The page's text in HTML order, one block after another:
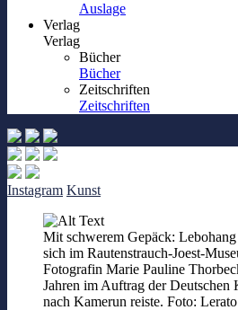
Auslage
Verlag
Verlag
Bücher
Bücher
Zeitschriften
Zeitschriften
Instagram Kunst
Mit schwerem Gepäck:
sich im Rautenstrauch-Joest-
Fotografin Marie Pauline
Jahren im Auftrag der Deutschen
nach Kamerun reiste. Foto: